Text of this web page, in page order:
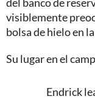
visiblemente
bolsa de hielo en
Su lugar en el
Endrick